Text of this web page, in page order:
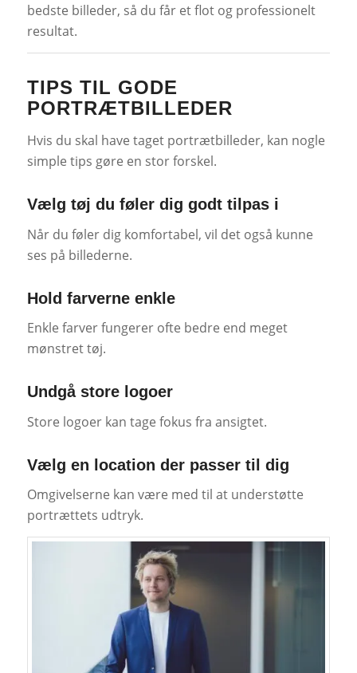
bedste billeder, så du får et flot og professionelt
resultat.
TIPS TIL GODE
PORTRÆTBILLEDER
Hvis du skal have taget portrætbilleder, kan nogle
simple tips gøre en stor forskel.
Vælg tøj du føler dig godt tilpas i
Når du føler dig komfortabel, vil det også kunne
ses på billederne.
Hold farverne enkle
Enkle farver fungerer ofte bedre end meget
mønstret tøj.
Undgå store logoer
Store logoer kan tage fokus fra ansigtet.
Vælg en location der passer til dig
Omgivelserne kan være med til at understøtte
portrættets udtryk.